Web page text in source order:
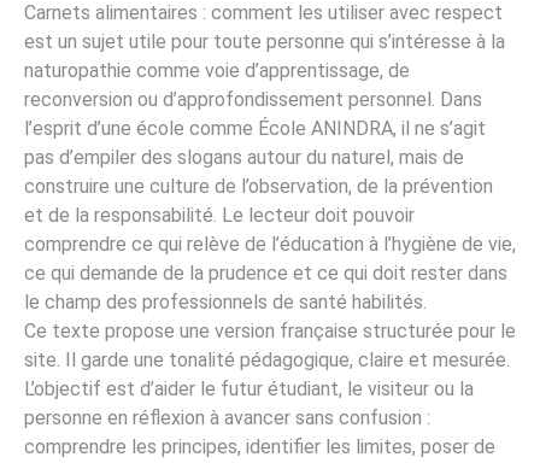
Carnets alimentaires : comment les utiliser avec respect
est un sujet utile pour toute personne qui s’intéresse à la
naturopathie comme voie d’apprentissage, de
reconversion ou d’approfondissement personnel. Dans
l’esprit d’une école comme École ANINDRA, il ne s’agit
pas d’empiler des slogans autour du naturel, mais de
construire une culture de l’observation, de la prévention
et de la responsabilité. Le lecteur doit pouvoir
comprendre ce qui relève de l’éducation à l’hygiène de vie,
ce qui demande de la prudence et ce qui doit rester dans
le champ des professionnels de santé habilités.
Ce texte propose une version française structurée pour le
site. Il garde une tonalité pédagogique, claire et mesurée.
L’objectif est d’aider le futur étudiant, le visiteur ou la
personne en réflexion à avancer sans confusion :
comprendre les principes, identifier les limites, poser de